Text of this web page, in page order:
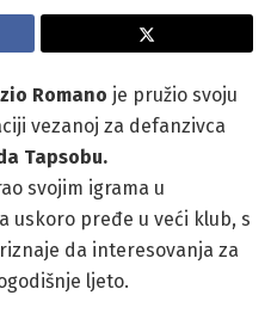
Romano je pružio svoju
vezanoj za defanzivca
Tapsobu.
svojim igrama u
uskoro pređe u veći klub, s
da interesovanja za
ljeto.